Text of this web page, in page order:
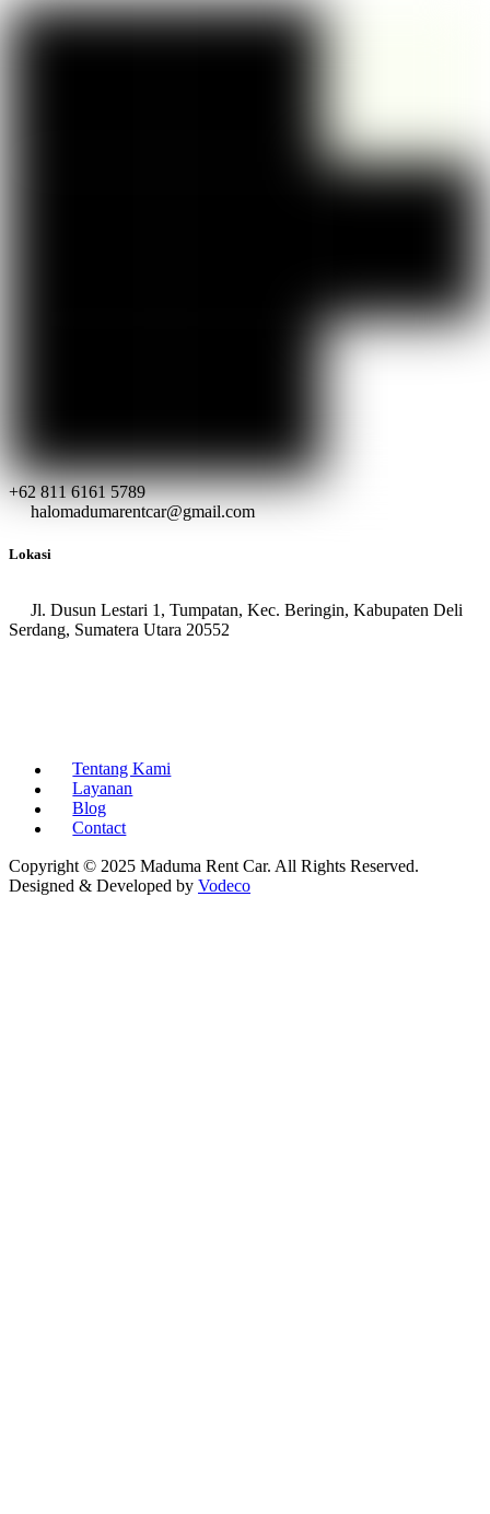
+62 811 6161 5789
halomadumarentcar@gmail.com
Lokasi
Jl. Dusun Lestari 1, Tumpatan, Kec. Beringin, Kabupaten Deli
Serdang, Sumatera Utara 20552
Tentang Kami
Layanan
Blog
Contact
Copyright © 2025 Maduma Rent Car. All Rights Reserved.
Designed & Developed by Vodeco